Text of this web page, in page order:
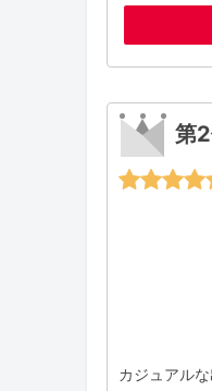
第
カジュアル